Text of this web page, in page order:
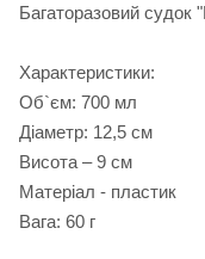
Багаторазовий судок
Характеристики:
Об`єм: 700 мл
Діаметр: 12,5 см
Висота – 9 см
Матеріал - пластик
Вага: 60 г